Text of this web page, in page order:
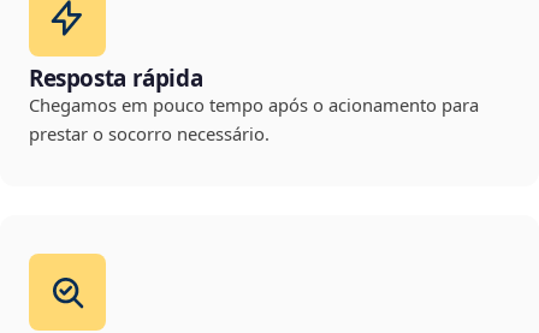
Resposta rápida
Chegamos em pouco tempo após o acionamento para
prestar o socorro necessário.